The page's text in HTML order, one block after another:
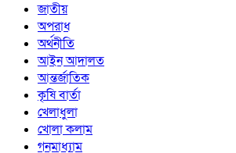
জাতীয়
অপরাধ
অর্থনীতি
আইন আদালত
আন্তর্জাতিক
কৃষি বার্তা
খেলাধুলা
খোলা কলাম
গনমাধ্যাম